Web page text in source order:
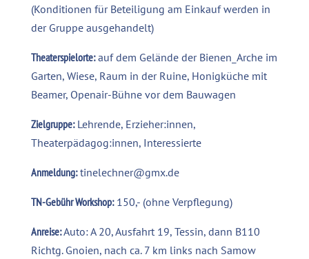
(Konditionen für Beteiligung am Einkauf werden in
der Gruppe ausgehandelt)
Theaterspielorte:auf dem Gelände der Bienen_Arche im
Garten, Wiese, Raum in der Ruine, Honigküche mit
Beamer, Openair-Bühne vor dem Bauwagen
Zielgruppe:Lehrende, Erzieher:innen,
Theaterpädagog:innen, Interessierte
Anmeldung:tinelechner@gmx.de
TN-Gebühr Workshop:150,- (ohne Verpflegung)
Anreise:Auto: A 20, Ausfahrt 19, Tessin, dann B110
Richtg. Gnoien, nach ca. 7 km links nach Samow